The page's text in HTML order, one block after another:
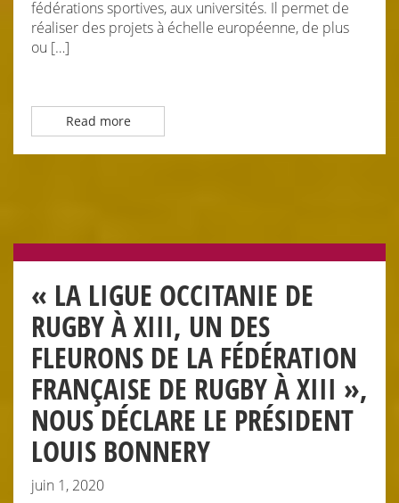
fédérations sportives, aux universités. Il permet de
réaliser des projets à échelle européenne, de plus
ou […]
Read more
« LA LIGUE OCCITANIE DE
RUGBY À XIII, UN DES
FLEURONS DE LA FÉDÉRATION
FRANÇAISE DE RUGBY À XIII »,
NOUS DÉCLARE LE PRÉSIDENT
LOUIS BONNERY
juin 1, 2020